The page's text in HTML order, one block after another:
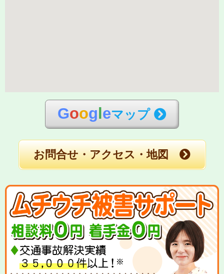
Goog eマップ
お問合せ・アクセス・地図